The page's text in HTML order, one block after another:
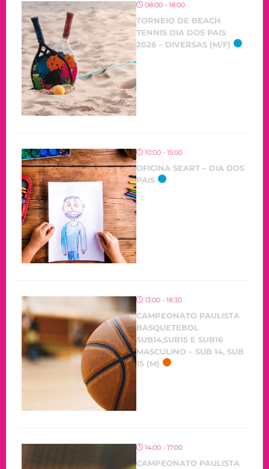
08:00 - 18:00
TORNEIO DE BEACH
TENNIS DIA DOS PAIS
2026 – DIVERSAS (M/F)
10:00 - 15:00
OFICINA SEART – DIA DOS
PAIS
13:00 - 18:30
CAMPEONATO PAULISTA
BASQUETEBOL
SUB14,SUB15 E SUB16
MASCULINO – SUB 14, SUB
15 (M)
14:00 - 17:00
CAMPEONATO PAULISTA